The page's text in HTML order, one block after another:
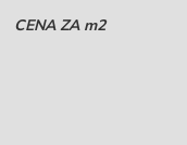
CENA ZA m2